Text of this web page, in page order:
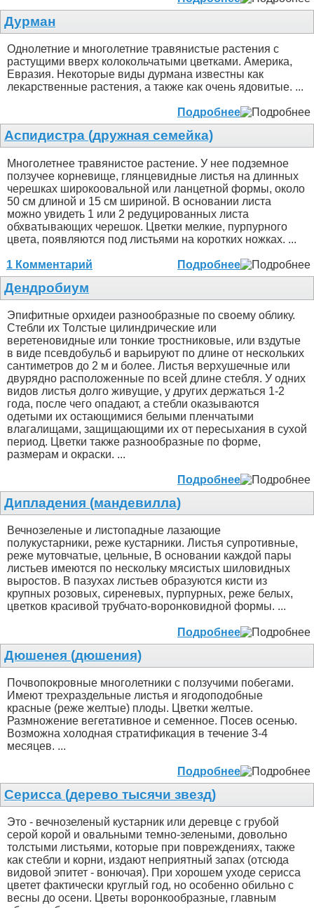
Дурман
Однолетние и многолетние травянистые растения с
растущими вверх колокольчатыми цветками. Америка,
Евразия. Некоторые виды дурмана известны как
лекарственные растения, а также как очень ядовитые. ...
Подробнее
Аспидистра (дружная семейка)
Многолетнее травянистое растение. У нее подземное
ползучее корневище, глянцевидные листья на длинных
черешках широкоовальной или ланцетной формы, около
50 см длиной и 15 см шириной. В основании листа
можно увидеть 1 или 2 редуцированных листа
обхватывающих черешок. Цветки мелкие, пурпурного
цвета, появляются под листьями на коротких ножках. ...
1 Комментарий Подробнее
Дендробиум
Эпифитные орхидеи разнообразные по своему облику.
Стебли их Толстые цилиндрические или
веретеновидные или тонкие тростниковые, или вздутые
в виде псевдобульб и варьируют по длине от нескольких
сантиметров до 2 м и более. Листья верхушечные или
двурядно расположенные по всей длине стебля. У одних
видов листья долго живущие, у других держаться 1-2
года, после чего опадают, а стебли оказываются
одетыми их остающимися белыми пленчатыми
влагалищами, защищающими их от пересыхания в сухой
период. Цветки также разнообразные по форме,
размерам и окраски. ...
Подробнее
Дипладения (мандевилла)
Вечнозеленые и листопадные лазающие
полукустарники, реже кустарники. Листья супротивные,
реже мутовчатые, цельные, В основании каждой пары
листьев имеются по нескольку мясистых шиловидных
выростов. В пазухах листьев образуются кисти из
крупных розовых, сиреневых, пурпурных, реже белых,
цветков красивой трубчато-воронковидной формы. ...
Подробнее
Дюшенея (дюшения)
Почвопокровные многолетники с ползучими побегами.
Имеют трехраздельные листья и ягодоподобные
красные (реже желтые) плоды. Цветки желтые.
Размножение вегетативное и семенное. Посев осенью.
Возможна холодная стратификация в течение 3-4
месяцев. ...
Подробнее
Серисса (дерево тысячи звезд)
Это - вечнозеленый кустарник или деревце с грубой
серой корой и овальными темно-зелеными, довольно
толстыми листьями, которые при повреждениях, также
как стебли и корни, издают неприятный запах (отсюда
видовой эпитет - вонючая). При хорошем уходе серисса
цветет фактически круглый год, но особенно обильно с
весны до осени. Цветы воронкообразные, главным